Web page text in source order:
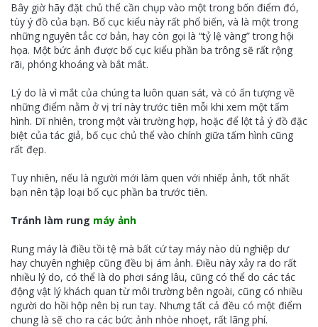
Bây giờ hãy đặt chủ thể cần chụp vào một trong bốn điểm đó,
tùy ý đồ của bạn. Bố cục kiểu này rất phổ biến, và là một trong
những nguyên tắc cơ bản, hay còn gọi là “tỷ lệ vàng” trong hội
họa. Một bức ảnh được bố cục kiểu phần ba trông sẽ rất rộng
rãi, phóng khoáng và bắt mắt.
Lý do là vì mắt của chúng ta luôn quan sát, và có ấn tượng về
những điểm nằm ở vị trí này trước tiên mỗi khi xem một tấm
hình. Dĩ nhiên, trong một vài trường hợp, hoặc để lột tả ý đồ đặc
biệt của tác giả, bố cục chủ thể vào chính giữa tấm hình cũng
rất đẹp.
Tuy nhiên, nếu là người mới làm quen với nhiếp ảnh, tốt nhất
bạn nên tập loại bố cục phần ba trước tiên.
Tránh làm rung máy ảnh
Rung máy là điều tồi tệ mà bất cứ tay máy nào dù nghiệp dư
hay chuyên nghiệp cũng đều bị ám ảnh. Điều này xảy ra do rất
nhiều lý do, có thể là do phơi sáng lâu, cũng có thể do các tác
động vật lý khách quan từ môi trường bên ngoài, cũng có nhiều
người do hồi hộp nên bị run tay. Nhưng tất cả đều có một điểm
chung là sẽ cho ra các bức ảnh nhòe nhoẹt, rất lãng phí.